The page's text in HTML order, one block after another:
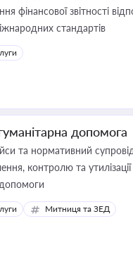
фінансової звітності
стандартів
допомога
та нормативний
контролю та утилізації
Митниця та ЗЕД